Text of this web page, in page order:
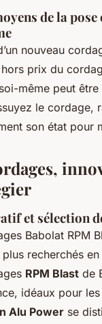
de la
nouveau
prix du
même peut être
le cordage,
son état pour
et sélection
Babolat RPM
recherchés
RPM Blast de
idéaux pour
Alu Power se